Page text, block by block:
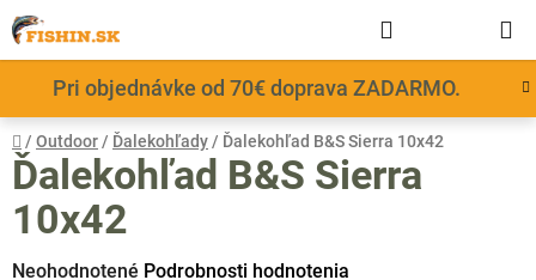
Prejsť
na
obsah
Pri objednávke od 70€ doprava ZADARMO.
KOŠÍK
Domov
/ Outdoor / Ďalekohľady / Ďalekohľad B&S Sierra 10x42
Ďalekohľad B&S Sierra
10x42
Priemerné
Neohodnotené Podrobnosti hodnotenia